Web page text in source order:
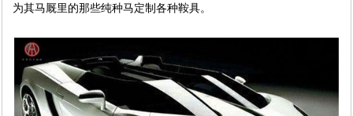
为其马厩里的那些纯种马定制各种鞍具。